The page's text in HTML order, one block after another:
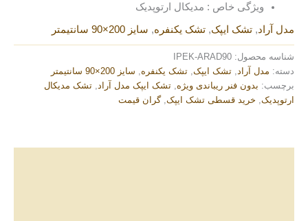
ویژگی خاص : مدیکال ارتوپدیک
مدل آراد, تشک ایپک, تشک یکنفره, سایز 200×90 سانتیمتر
شناسه محصول: IPEK-ARAD90
دسته: مدل آراد, تشک ایپک, تشک یکنفره, سایز 200×90 سانتیمتر
برچسب: بدون فنر ریباندی ویژه, تشک ایپک مدل آراد, تشک مدیکال
ارتوپدیک, خرید قسطی تشک ایپک,گران قیمت